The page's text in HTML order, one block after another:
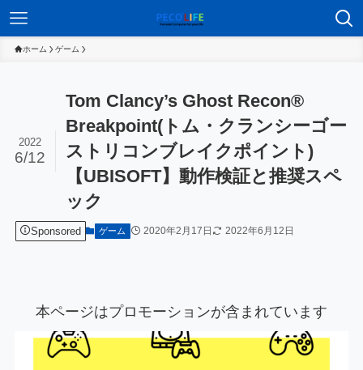
ホーム ゲーム
Tom Clancy’s Ghost Recon®
Breakpoint(トム・クランシーゴー
ストリコンブレイクポイント)
【UBISOFT】動作検証と推奨スペ
ック
2022
6/12
Sponsored ゲーム 2020年2月17日 2022年6月12日
本ページはプロモーションが含まれています